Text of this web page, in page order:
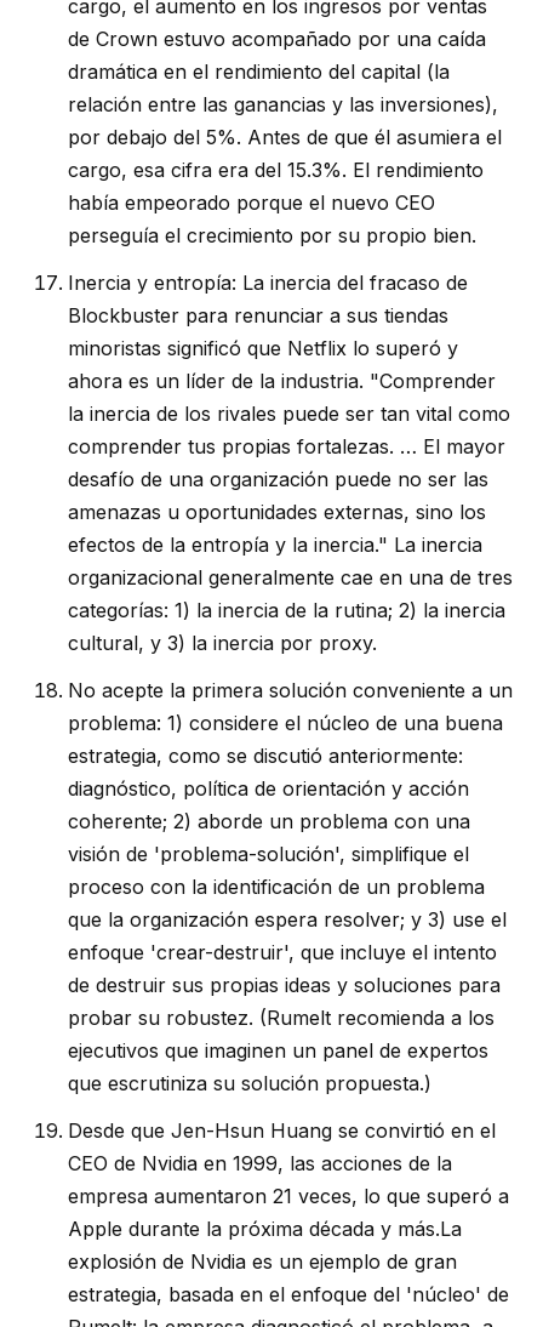
cargo, el aumento en los ingresos por ventas
de Crown estuvo acompañado por una caída
dramática en el rendimiento del capital (la
relación entre las ganancias y las inversiones),
por debajo del 5%. Antes de que él asumiera el
cargo, esa cifra era del 15.3%. El rendimiento
había empeorado porque el nuevo CEO
perseguía el crecimiento por su propio bien.
Inercia y entropía: La inercia del fracaso de
Blockbuster para renunciar a sus tiendas
minoristas significó que Netflix lo superó y
ahora es un líder de la industria. "Comprender
la inercia de los rivales puede ser tan vital como
comprender tus propias fortalezas. … El mayor
desafío de una organización puede no ser las
amenazas u oportunidades externas, sino los
efectos de la entropía y la inercia." La inercia
organizacional generalmente cae en una de tres
categorías: 1) la inercia de la rutina; 2) la inercia
cultural, y 3) la inercia por proxy.
No acepte la primera solución conveniente a un
problema: 1) considere el núcleo de una buena
estrategia, como se discutió anteriormente:
diagnóstico, política de orientación y acción
coherente; 2) aborde un problema con una
visión de 'problema-solución', simplifique el
proceso con la identificación de un problema
que la organización espera resolver; y 3) use el
enfoque 'crear-destruir', que incluye el intento
de destruir sus propias ideas y soluciones para
probar su robustez. (Rumelt recomienda a los
ejecutivos que imaginen un panel de expertos
que escrutiniza su solución propuesta.)
Desde que Jen-Hsun Huang se convirtió en el
CEO de Nvidia en 1999, las acciones de la
empresa aumentaron 21 veces, lo que superó a
Apple durante la próxima década y más.La
explosión de Nvidia es un ejemplo de gran
estrategia, basada en el enfoque del 'núcleo' de